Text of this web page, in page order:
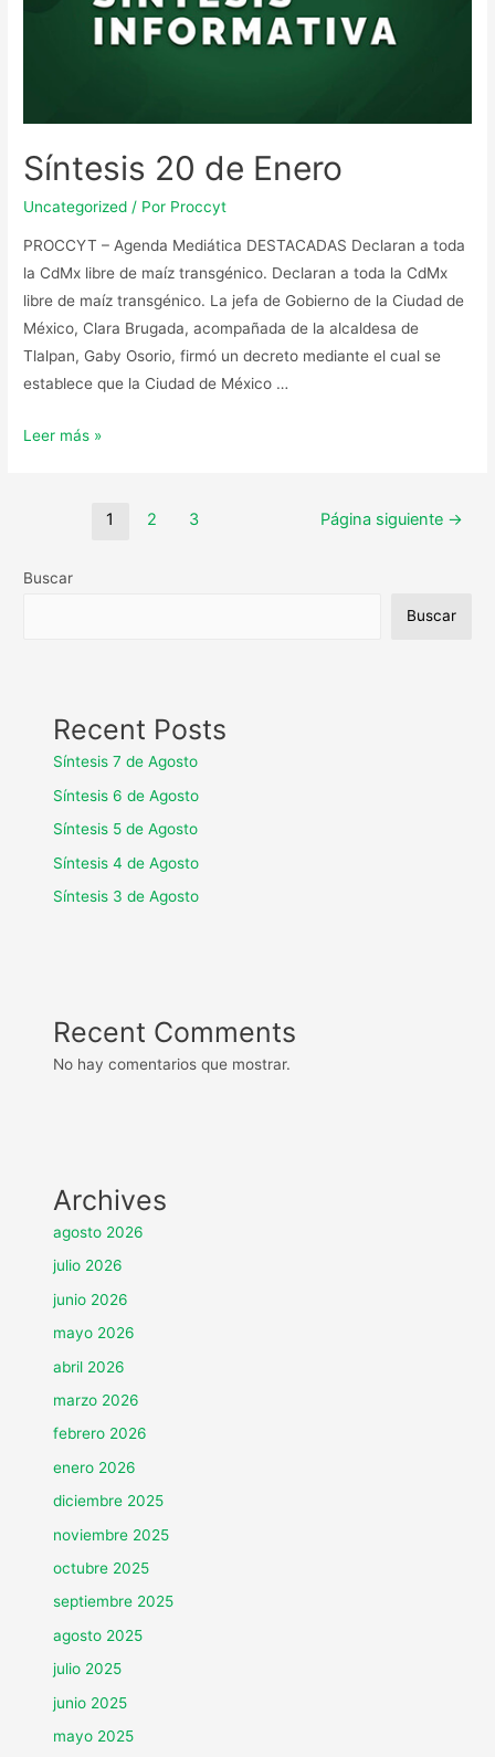
Síntesis 20 de Enero
Uncategorized / Por Proccyt
PROCCYT – Agenda Mediática DESTACADAS Declaran a toda
la CdMx libre de maíz transgénico. Declaran a toda la CdMx
libre de maíz transgénico. La jefa de Gobierno de la Ciudad de
México, Clara Brugada, acompañada de la alcaldesa de
Tlalpan, Gaby Osorio, firmó un decreto mediante el cual se
establece que la Ciudad de México …
Leer más »
1 2 3 Página siguiente →
Buscar
Buscar
Recent Posts
Síntesis 7 de Agosto
Síntesis 6 de Agosto
Síntesis 5 de Agosto
Síntesis 4 de Agosto
Síntesis 3 de Agosto
Recent Comments
No hay comentarios que mostrar.
Archives
agosto 2026
julio 2026
junio 2026
mayo 2026
abril 2026
marzo 2026
febrero 2026
enero 2026
diciembre 2025
noviembre 2025
octubre 2025
septiembre 2025
agosto 2025
julio 2025
junio 2025
mayo 2025